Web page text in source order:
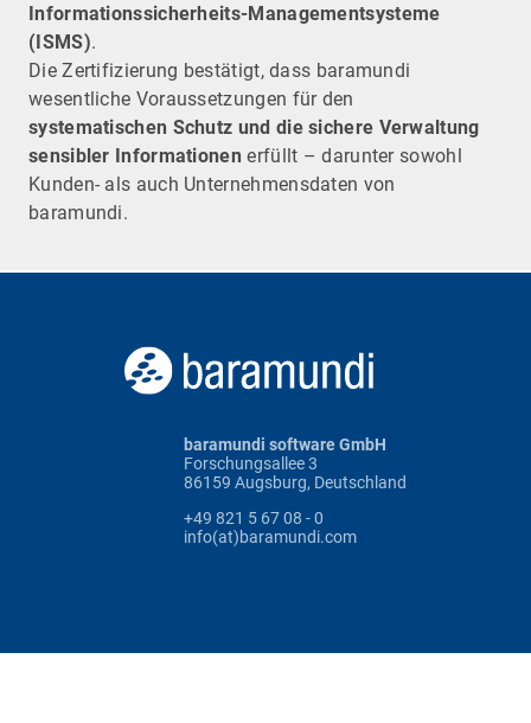
Informationssicherheits-Managementsysteme
(ISMS).
Die Zertifizierung bestätigt, dass baramundi
wesentliche Voraussetzungen für den
systematischen Schutz und die sichere Verwaltung
sensibler Informationen erfüllt – darunter sowohl
Kunden- als auch Unternehmensdaten von
baramundi.
baramundi software GmbH
Forschungsallee 3
86159 Augsburg, Deutschland
+49 821 5 67 08 - 0
info(at)baramundi.com